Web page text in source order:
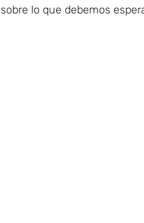
sobre lo que debemos